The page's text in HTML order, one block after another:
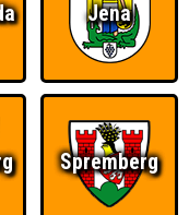
Jena
Spremberg